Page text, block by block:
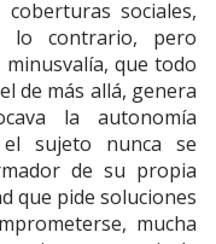
sociales,
lo contrario, pero
que todo
de más allá, genera
la autonomía
sujeto nunca se
de su propia
que pide soluciones
mucha